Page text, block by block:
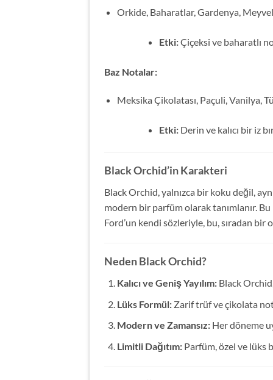
Orkide, Baharatlar, Gardenya,
Etki:Çiçeksi ve baharatlı
Baz Notalar:
Meksika Çikolatası, Paçuli, Vanilya,
Etki:Derin ve kalıcı bir iz
Black Orchid’in Karakteri
Black Orchid, yalnızca bir koku değil,
modern bir parfüm olarak tanımlanır.
Ford’un kendi sözleriyle, bu, sıradan bir
Neden Black Orchid?
Kalıcı ve Geniş Yayılım:Black
Lüks Formül:Zarif trüf ve çikolata
Modern ve Zamansız:Her döneme
Limitli Dağıtım:Parfüm, özel ve lüks